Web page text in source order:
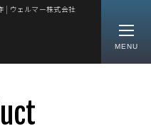
| ウェルマー株式会社
MENU